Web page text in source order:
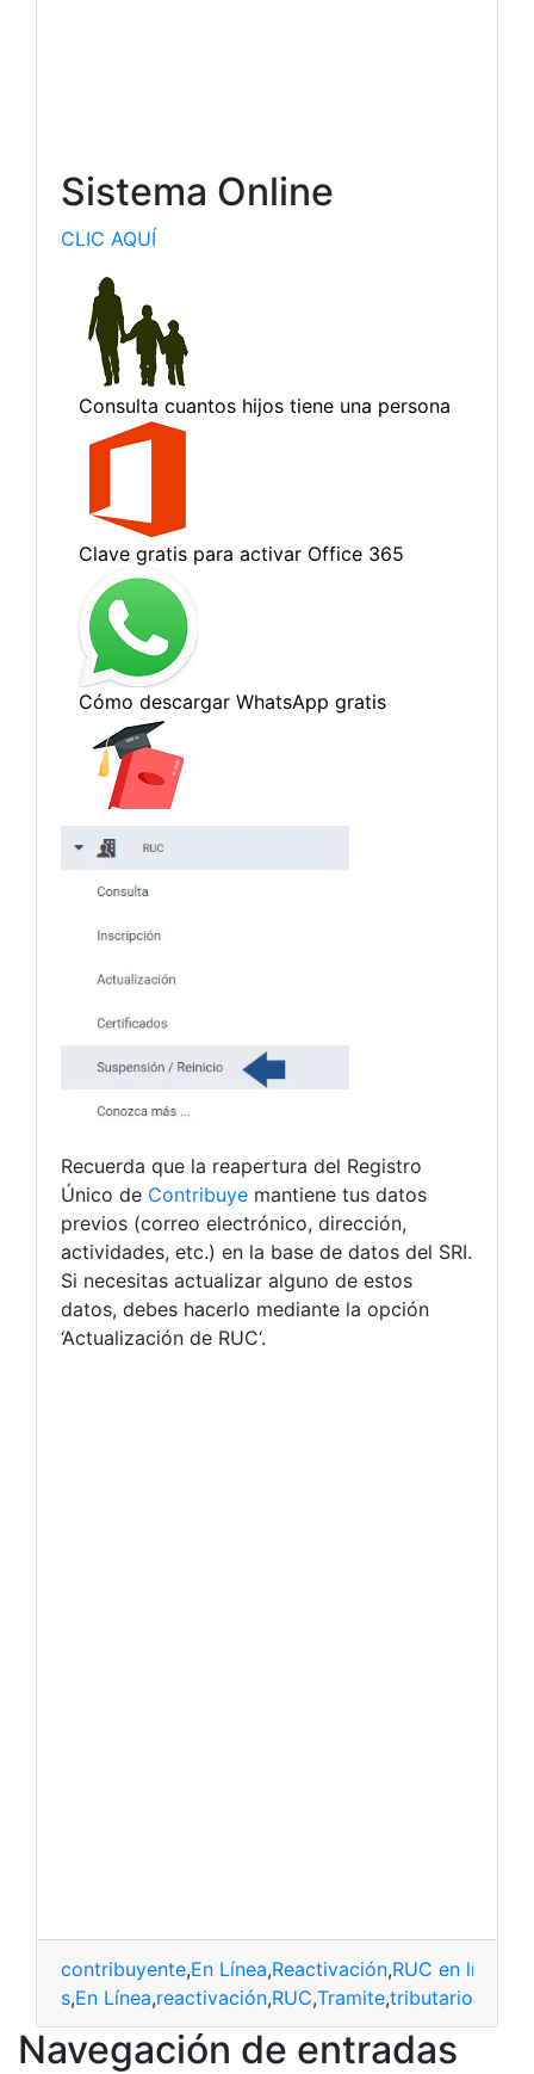
Sistema Online
CLIC AQUÍ
Recuerda que la reapertura del Registro
Único de Contribuye mantiene tus datos
previos (correo electrónico, dirección,
actividades, etc.) en la base de datos del SRI.
Si necesitas actualizar alguno de estos
datos, debes hacerlo mediante la opción
‘Actualización de RUC‘.
contribuyente,En Línea,Reactivación,RUC en línea
,En Línea,reactivación,RUC,Tramite,tributario
Navegación de entradas